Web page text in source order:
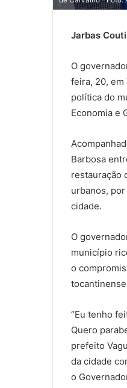
Jarbas
O
feira, 20, em
política do
Economia e
Barbosa
restauração
urbanos,
cidade.
O
município
o
“Eu tenho
Quero
prefeito
da cidade
o